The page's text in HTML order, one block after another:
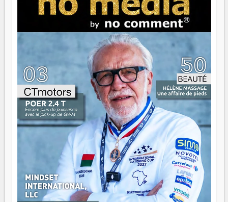
serait passer à côté d'une chose essentielle. La fougue, ça
brûle fort — et parfois, ça brûle vite. Une flamme sans
direction peut éclairer autant qu'elle peut consumer. C'est
là que les aînés entrent en scène — pas pour reprendre le
gouvernail, mais pour montrer où sont les récifs. Les jeunes
ont la force, les vieux ont l'expérience, comme on dit. Ce
n'est pas un combat de générations — c'est une question
d'équipage. Partagez vos réussites, mais aussi vos échecs.
Surtout vos échecs, d'ailleurs — ils enseignent mieux que
n'importe quel manuel. À Madagascar, la barque avance.
Il faut juste s'assurer que tout le monde rame dans le
même sens.